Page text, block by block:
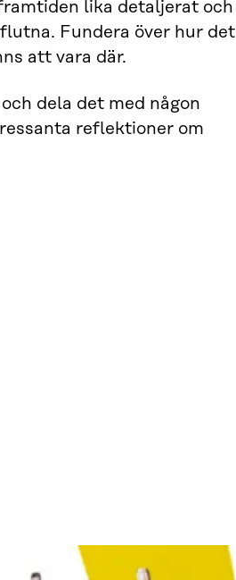
lika detaljerat och
Fundera över hur det
att vara där.
dela det med någon
reflektioner om